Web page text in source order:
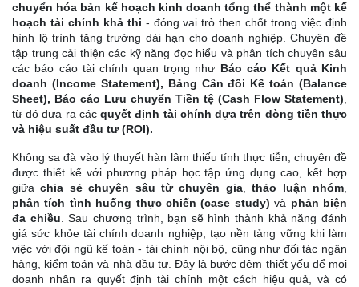
chuyển hóa bản kế hoạch kinh doanh tổng thể thành một kế
hoạch tài chính khả thi - đóng vai trò then chốt trong việc định
hình lộ trình tăng trưởng dài hạn cho doanh nghiệp. Chuyên đề
tập trung cải thiện các kỹ năng đọc hiểu và phân tích chuyên sâu
các báo cáo tài chính quan trọng như Báo cáo Kết quả Kinh
doanh (Income Statement), Bảng Cân đối Kế toán (Balance
Sheet), Báo cáo Lưu chuyển Tiền tệ (Cash Flow Statement)
từ đó đưa ra cácquyết định tài chính dựa trên dòng tiền thực
và hiệu suất đầu tư (ROI).
Không sa đà vào lý thuyết hàn lâm thiếu tính thực tiễn, chuyên đề
được thiết kế với phương pháp học tập ứng dụng cao, kết hợp
giữachia sẻ chuyên sâu từ chuyên gia, thảo luận nhóm
phân tích tình huống thực chiến (case study) và phản biện
đa chiều . Sau chương trình, bạn sẽ hình thành khả năng đánh
giá sức khỏe tài chính doanh nghiệp, tạo nền tảng vững khi làm
việc với đội ngũ kế toán - tài chính nội bộ, cũng như đối tác ngân
hàng, kiểm toán và nhà đầu tư. Đây là bước đệm thiết yếu để mọi
doanh nhân ra quyết định tài chính một cách hiệu quả, và có